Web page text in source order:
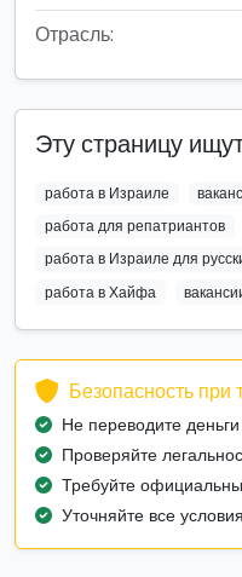
Отрасль:
Эту страницу
работа в Израиле
работа для репатриантов
работа в Израиле для
работа в Хайфа
Безопасность при
Не переводите
Проверяйте
Требуйте
Уточняйте все